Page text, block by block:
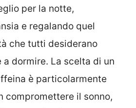
per la notte,
e regalando quel
che tutti desiderano
a dormire. La scelta di un
è particolarmente
compromettere il sonno,